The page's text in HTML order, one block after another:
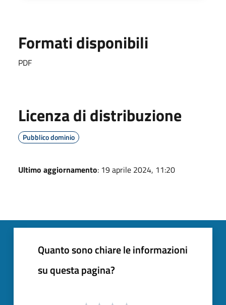
Formati disponibili
PDF
Licenza di distribuzione
Pubblico dominio
Ultimo aggiornamento: 19 aprile 2024, 11:20
Quanto sono chiare le informazioni
su questa pagina?